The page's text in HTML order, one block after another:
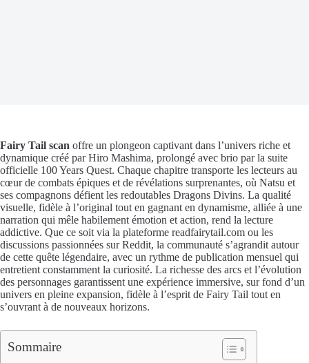
Fairy Tail scan offre un plongeon captivant dans l’univers riche et
dynamique créé par Hiro Mashima, prolongé avec brio par la suite
officielle 100 Years Quest. Chaque chapitre transporte les lecteurs au
cœur de combats épiques et de révélations surprenantes, où Natsu et
ses compagnons défient les redoutables Dragons Divins. La qualité
visuelle, fidèle à l’original tout en gagnant en dynamisme, alliée à une
narration qui mêle habilement émotion et action, rend la lecture
addictive. Que ce soit via la plateforme readfairytail.com ou les
discussions passionnées sur Reddit, la communauté s’agrandit autour
de cette quête légendaire, avec un rythme de publication mensuel qui
entretient constamment la curiosité. La richesse des arcs et l’évolution
des personnages garantissent une expérience immersive, sur fond d’un
univers en pleine expansion, fidèle à l’esprit de Fairy Tail tout en
s’ouvrant à de nouveaux horizons.
Sommaire